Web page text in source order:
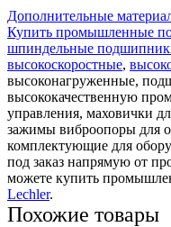
Дополнительные
Купить промышленные
шпиндельные
высокоскоростные,
высоконагруженные,
высококачественную
управления, маховички
зажимы виброопоры для
комплектующие для
под заказ напрямую от
можете купить
Lechler.
Похожие товары